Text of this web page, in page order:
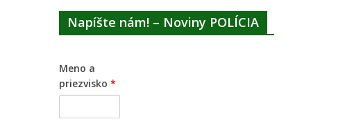
Napíšte nám! – Noviny POLÍCIA
Meno a
priezvisko *